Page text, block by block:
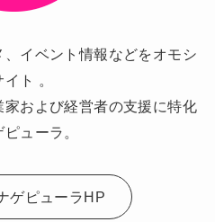
イベント情報などをオモシ
ト 。
および経営者の支援に特化
ューラ。
ゲピューラHP